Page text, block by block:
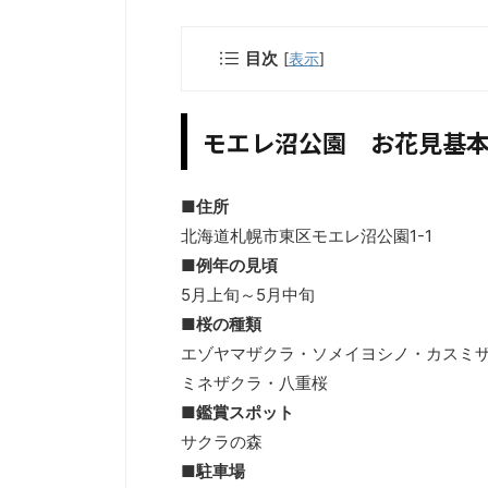
目次 [表示]
モエレ沼公園 お花見基
■住所
北海道札幌市東区モエレ沼公園1-1
■例年の見頃
5月上旬～5月中旬
■桜の種類
エゾヤマザクラ・ソメイヨシノ・カスミ
ミネザクラ・八重桜
■鑑賞スポット
サクラの森
■駐車場